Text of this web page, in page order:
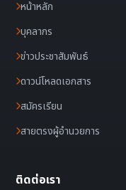
หน้าหลัก
บุคลากร
ข่าวประชาสัมพันธ์
ดาวน์โหลดเอกสาร
สมัครเรียน
สายตรงผู้อำนวยการ
ติดต่อเรา